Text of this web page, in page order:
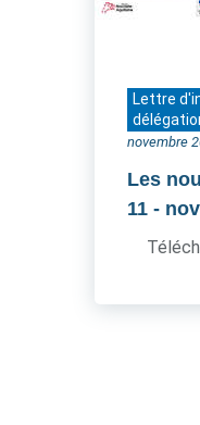
Lettre
novembre
Les
11 -